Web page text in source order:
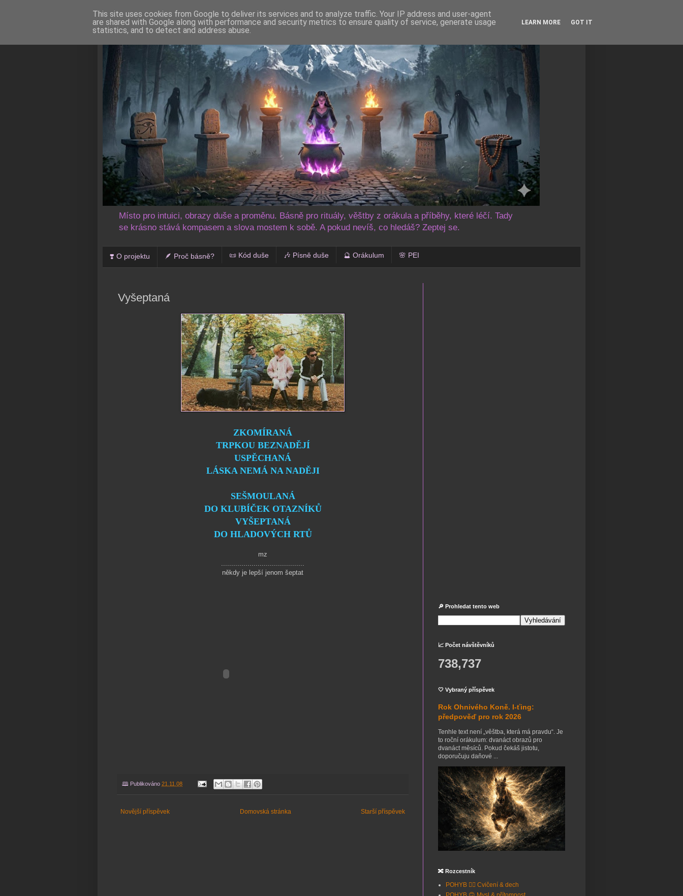
Místo pro intuici, obrazy duše a proměnu. Básně pro rituály, věštby z orákula a příběhy, které léčí. Tady
se krásno stává kompasem a slova mostem k sobě. A pokud nevíš, co hledáš? Zeptej se.
❣️ O projektu 🪶 Proč básně? 📜 Kód duše 🎶 Písně duše 🔮 Orákulum 🌸 PEI
Vyšeptaná
ZKOMÍRANÁ
TRPKOU BEZNADĚJÍ
USPĚCHANÁ
LÁSKA NEMÁ NA NADĚJI
SEŠMOULANÁ
DO KLUBÍČEK OTAZNÍKŮ
VYŠEPTANÁ
DO HLADOVÝCH RTŮ
mz
někdy je lepší jenom šeptat
🕮 Publikováno 21.11.08
Novější příspěvek Starší příspěvek
Domovská stránka
🔎 Prohledat tento web
📈 Počet návštěvníků
738,737
🤍 Vybraný příspěvek
Rok Ohnivého Koně. I-ťing:
předpověď pro rok 2026
Tenhle text není „věštba, která má pravdu“. Je
to roční orákulum: dvanáct obrazů pro
dvanáct měsíců. Pokud čekáš jistotu,
doporučuju daňové ...
🔀 Rozcestník
POHYB 🧘‍♂️ Cvičení & dech
This site uses cookies from Google to deliver its services and to analyze traffic. Your IP address and user-agent
are shared with Google along with performance and security metrics to ensure quality of service, generate usage
statistics, and to detect and address abuse.
LEARN MORE GOT IT